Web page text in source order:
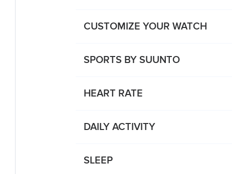
CUSTOMIZE YOUR WATCH
SPORTS BY SUUNTO
HEART RATE
DAILY ACTIVITY
SLEEP